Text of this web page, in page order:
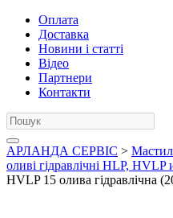
Оплата
Доставка
Новини і статті
Відео
Партнери
Контакти
АРЛАНДА СЕРВІС >
оливі гідравлічні HLP,
HVLP 15 олива гідравлічна